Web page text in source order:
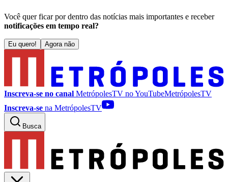
Você quer ficar por dentro das notícias mais importantes e receber
notificações em tempo real?
Eu quero! Agora não
Inscreva-se no canal MetrópolesTV noYouTubeMetrópolesTV
Inscreva-se na MetrópolesTV
Busca